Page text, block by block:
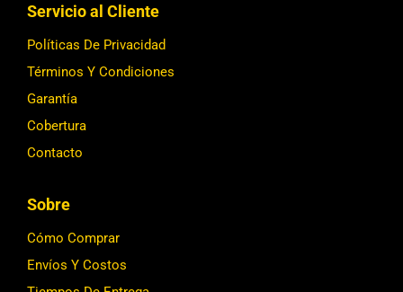
Servicio al Cliente
Políticas De Privacidad
Términos Y Condiciones
Garantía
Cobertura
Contacto
Sobre
Cómo Comprar
Envíos Y Costos